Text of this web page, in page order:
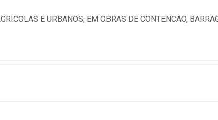
E URBANOS, EM OBRAS DE CONTENCAO,